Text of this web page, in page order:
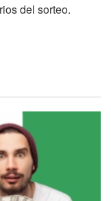
del sorteo.